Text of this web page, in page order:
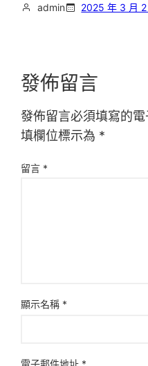
admin 2025 年 3 月 2
發佈留言
發佈留言必須填寫的
填欄位標示為 *
留言 *
顯示名稱 *
電子郵件地址 *